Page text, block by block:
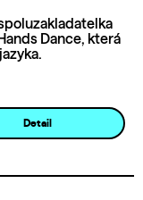
Dance, která
Detail